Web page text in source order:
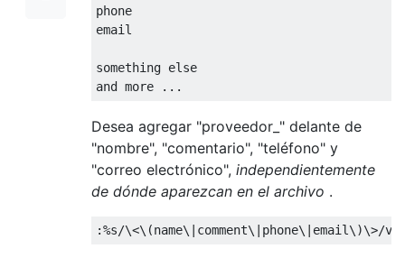
phone
email
something else
Desea agregar "proveedor_" delante de
"nombre", "comentario", "teléfono" y
"correo electrónico", independientemente
de dónde aparezcan en el archivo .